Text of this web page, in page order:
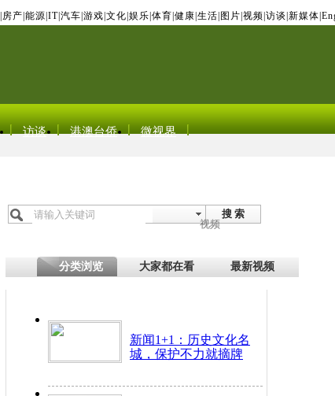
房产 能源 IT| 汽车 游戏 文化 娱乐 体育 健康 生活 图片 视频 访谈 新媒体
访谈 港澳台侨 微视界
搜 索
视频
分类浏览 大家都在看 最新视频
新闻1+1：历史文化名
城，保护不力就摘牌